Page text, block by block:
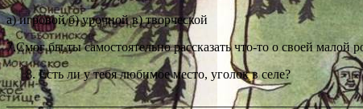
а) игровой б) урочной в) творческой
7.Смог бы ты самостоятельно рассказать что-то о своей малой
Есть ли у тебя любимое место, уголок в селе?